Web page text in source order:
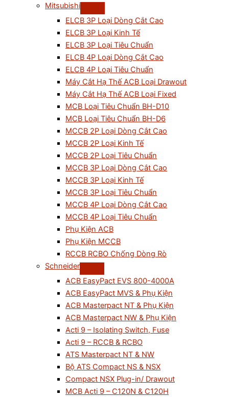
Mitsubishi
ELCB 3P Loại Dòng Cắt Cao
ELCB 3P Loại Kinh Tế
ELCB 3P Loại Tiêu Chuẩn
ELCB 4P Loại Dòng Cắt Cao
ELCB 4P Loại Tiêu Chuẩn
Máy Cắt Hạ Thế ACB Loại Drawout
Máy Cắt Hạ Thế ACB Loại Fixed
MCB Loại Tiêu Chuẩn BH-D10
MCB Loại Tiêu Chuẩn BH-D6
MCCB 2P Loại Dòng Cắt Cao
MCCB 2P Loại Kinh Tế
MCCB 2P Loại Tiêu Chuẩn
MCCB 3P Loại Dòng Cắt Cao
MCCB 3P Loại Kinh Tế
MCCB 3P Loại Tiêu Chuẩn
MCCB 4P Loại Dòng Cắt Cao
MCCB 4P Loại Tiêu Chuẩn
Phụ Kiện ACB
Phụ Kiện MCCB
RCCB RCBO Chống Dòng Rò
Schneider
ACB EasyPact EVS 800-4000A
ACB EasyPact MVS & Phụ Kiện
ACB Masterpact NT & Phụ Kiện
ACB Masterpact NW & Phụ Kiện
Acti 9 – Isolating Switch, Fuse
Acti 9 – RCCB & RCBO
ATS Masterpact NT & NW
Bộ ATS Compact NS & NSX
Compact NSX Plug-in/ Drawout
MCB Acti 9 – C120N & C120H